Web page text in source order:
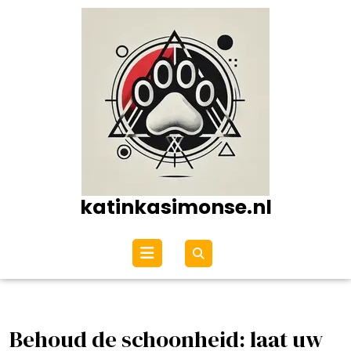
katinkasimonse.nl
Open
menu
Behoud de schoonheid: laat uw